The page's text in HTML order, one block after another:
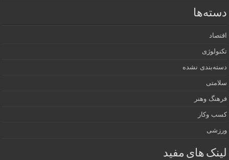
دسته‌ها
اقتصاد
تکنولوژی
دسته‌بندی نشده
سلامتی
فرهنگ وهنر
کسب وکار
ورزشی
لینک های مفید